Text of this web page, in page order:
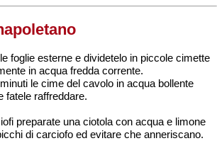
foglie esterne e dividetelo in piccole cimette
in acqua fredda corrente.
le cime del cavolo in acqua bollente
fatele raffreddare.
preparate una ciotola con acqua e limone
di carciofo ed evitare che anneriscano.